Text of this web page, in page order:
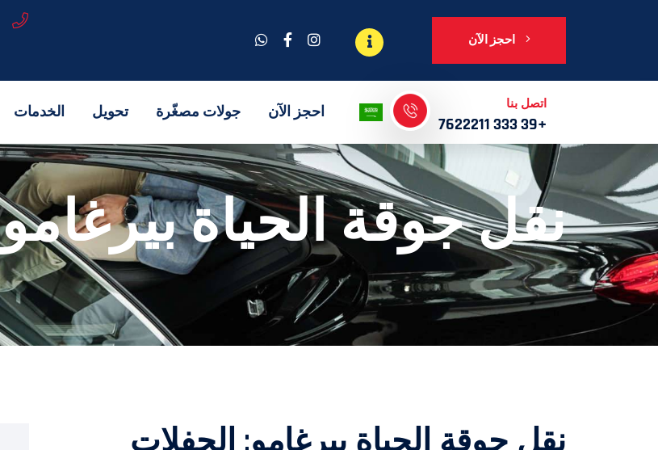
احجز الآن
الخدمات تحويل جولات مصغّرة احجز الآن اتصل بنا
+39 333 7622211
نقل جوقة الحياة بيرغامو